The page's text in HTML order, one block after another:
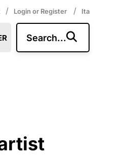
/ Login or Register / Ita
Search...